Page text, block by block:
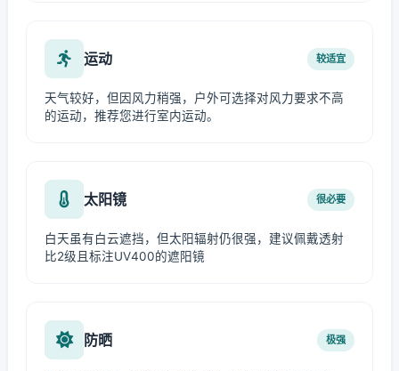
运动 较适宜
天气较好，但因风力稍强，户外可选择对风力要求不高
的运动，推荐您进行室内运动。
太阳镜 很必要
白天虽有白云遮挡，但太阳辐射仍很强，建议佩戴透射
比2级且标注UV400的遮阳镜
防晒 极强